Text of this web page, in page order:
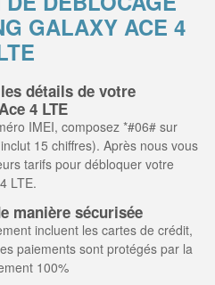
GALAXY ACE 4
détails de votre
4 LTE
IMEI, composez *#06# sur
15 chiffres). Après nous vous
tarifs pour débloquer votre
LTE.
manière sécurisée
incluent les cartes de crédit,
paiements sont protégés par la
100%